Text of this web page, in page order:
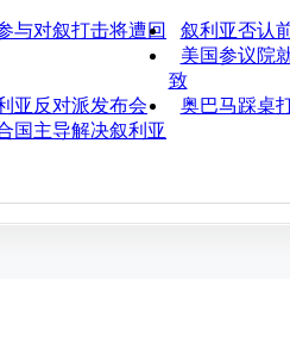
与对叙打击将遭回
叙利亚否认
美国参议院
致
亚反对派发布会
奥巴马踩桌
国主导解决叙利亚